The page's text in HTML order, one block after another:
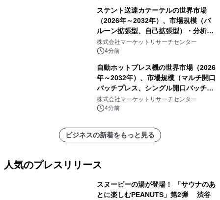
ステント送達カテーテルの世界市場
（2026年～2032年）、市場規模（バ
ルーン拡張型、自己拡張型）・分析レ
ポートを発表
株式会社マーケットリサーチセンター
4分前
自動ホットプレス機の世界市場（2026
年～2032年）、市場規模（マルチ開口
バッチプレス、シングル開口バッチプ
レス、連続ホットプレスライン、真空
成形、その他）・分析レポートを発表
株式会社マーケットリサーチセンター
4分前
ビジネスの新着をもっと見る
人気のプレスリリース
スヌーピーの湯が登場！ 「サウナのあ
とに楽しむPEANUTS」第2弾 渋谷